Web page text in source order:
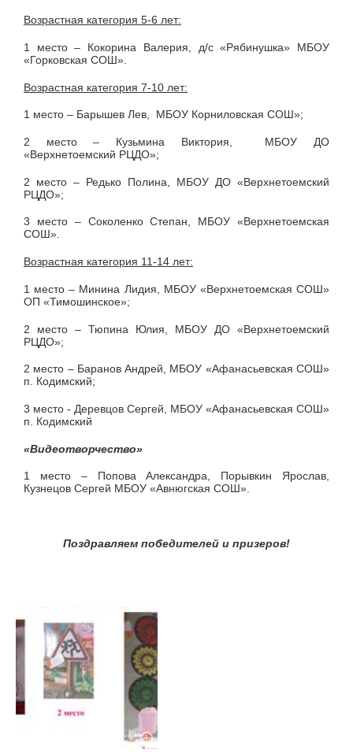
Возрастная категория 5-6 лет:
1 место – Кокорина Валерия, д/с «Рябинушка» МБОУ
«Горковская СОШ».
Возрастная категория 7-10 лет:
1 место – Барышев Лев, МБОУ Корниловская СОШ»;
2 место – Кузьмина Виктория,
МБОУ ДО
«Верхнетоемский РЦДО»;
2 место – Редько Полина, МБОУ ДО «Верхнетоемский
РЦДО»;
3 место – Соколенко Степан, МБОУ «Верхнетоемская
СОШ».
Возрастная категория 11-14 лет:
1 место – Минина Лидия, МБОУ «Верхнетоемская СОШ»
ОП «Тимошинское»;
2 место – Тюпина Юлия, МБОУ ДО «Верхнетоемский
РЦДО»;
2 место – Баранов Андрей, МБОУ «Афанасьевская СОШ»
п. Кодимский;
3 место - Деревцов Сергей, МБОУ «Афанасьевская СОШ»
п. Кодимский
«Видеотворчество»
1 место – Попова Александра, Порывкин Ярослав,
Кузнецов Сергей МБОУ «Авнюгская СОШ».
Поздравляем победителей и призеров!